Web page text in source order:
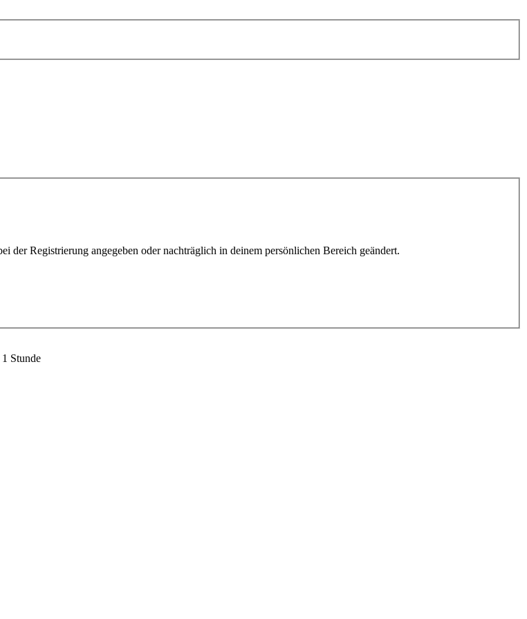
Registrierung angegeben oder nachträglich in deinem persönlichen Bereich geändert.
Stunde